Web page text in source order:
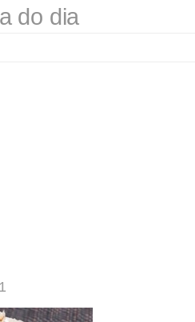
do dia